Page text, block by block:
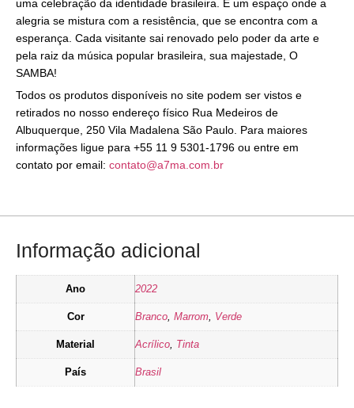
uma celebração da identidade brasileira. É um espaço onde a
alegria se mistura com a resistência, que se encontra com a
esperança. Cada visitante sai renovado pelo poder da arte e
pela raiz da música popular brasileira, sua majestade, O
SAMBA!
Todos os produtos disponíveis no site podem ser vistos e
retirados no nosso endereço físico Rua Medeiros de
Albuquerque, 250 Vila Madalena São Paulo. Para maiores
informações ligue para +55 11 9 5301-1796 ou entre em
contato por email: contato@a7ma.com.br
Informação adicional
Ano 2022
Cor Branco Marrom Verde
Material Acrílico Tinta
País Brasil